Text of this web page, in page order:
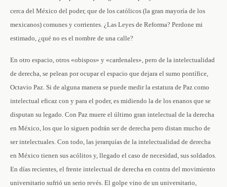
cerca del México del poder, que de los católicos (la gran mayoría de los
mexicanos) comunes y corrientes. ¿Las Leyes de Reforma? Perdone mi
estimado, ¿qué no es el nombre de una calle?
En otro espacio, otros «obispos» y «cardenales», pero de la intelectualidad
de derecha, se pelean por ocupar el espacio que dejara el sumo pontífice,
Octavio Paz. Si de alguna manera se puede medir la estatura de Paz como
intelectual eficaz con y para el poder, es midiendo la de los enanos que se
disputan su legado. Con Paz muere el último gran intelectual de la derecha
en México, los que lo siguen podrán ser de derecha pero distan mucho de
ser intelectuales. Con todo, las jerarquías de la intelectualidad de derecha
en México tienen sus acólitos y, llegado el caso de necesidad, sus soldados.
En días recientes, el frente intelectual de derecha en contra del movimiento
universitario sufrió un serio revés. El golpe vino de un universitario,